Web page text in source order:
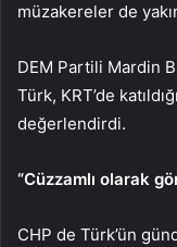
müzakereler de
DEM Partili Mardin
Türk, KRT’de
değerlendirdi.
“Cüzzamlı olarak
CHP de Türk’ün